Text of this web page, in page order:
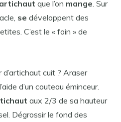
artichaut que l’on mange. Sur
se développent des
C’est le « foin » de
cuit ? Araser
d’un couteau éminceur.
aux 2/3 de sa hauteur
Dégrossir le fond des